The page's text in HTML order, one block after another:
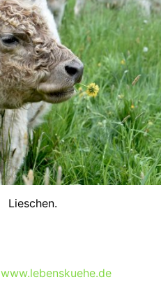
Lieschen.
www.lebenskuehe.de